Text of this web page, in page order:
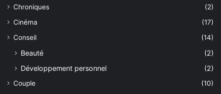
Chroniques
(2)
Cinéma
(17)
Conseil
(14)
Beauté
(2)
Développement personnel
(2)
Couple
(10)